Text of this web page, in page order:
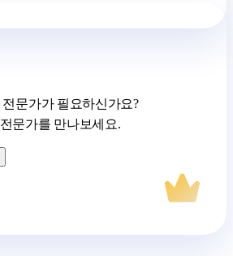
문가가 필요하신가요?
문가를 만나보세요.